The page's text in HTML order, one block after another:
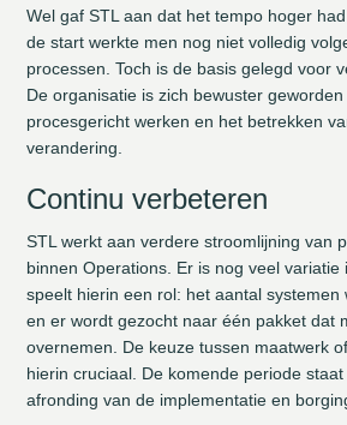
Wel gaf STL aan dat het tempo hoger
de start werkte men nog niet volledig
processen. Toch is de basis gelegd voor
De organisatie is zich bewuster
procesgericht werken en het betrekken
verandering.
Continu verbeteren
STL werkt aan verdere stroomlijning van
binnen Operations. Er is nog veel variatie
speelt hierin een rol: het aantal
en er wordt gezocht naar één pakket dat
overnemen. De keuze tussen maatwerk
hierin cruciaal. De komende periode
afronding van de implementatie en